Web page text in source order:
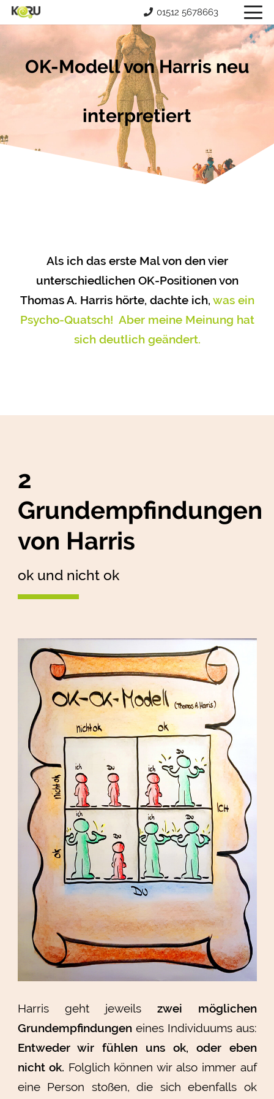
01512 5678663
OK-Modell von Harris neu
interpretiert
Als ich das erste Mal von den vier
unterschiedlichen OK-Positionen von
Thomas A. Harris hörte, dachte ich, was ein
Psycho-Quatsch! Aber meine Meinung hat
sich deutlich geändert.
2
Grundempfindungen
von Harris
ok und nicht ok
Harris geht jeweils zwei möglichen
Grundempfindungeneines Individuums aus:
Entweder wir fühlen uns ok, oder eben
nicht ok. Folglich können wir also immer auf
eine Person stoßen, die sich ebenfalls ok